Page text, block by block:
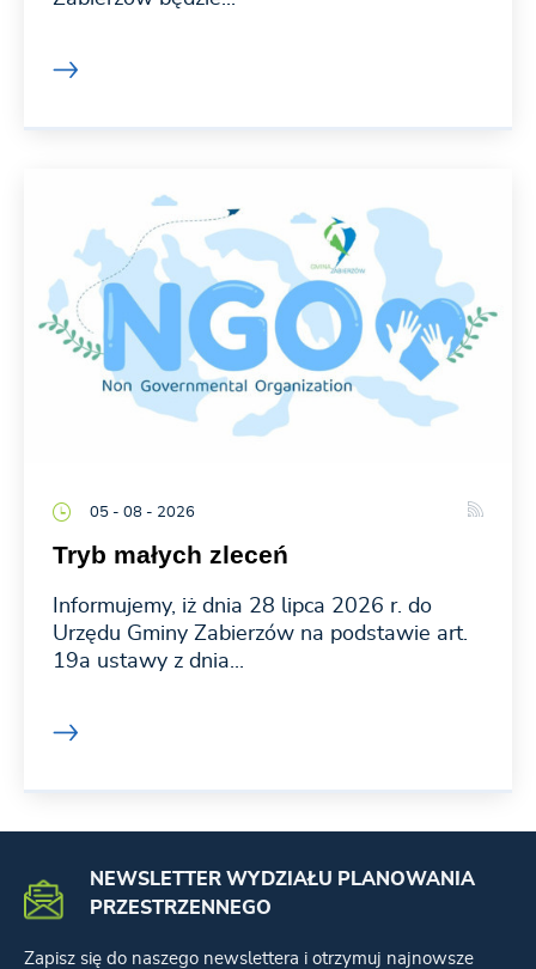
05 - 08 - 2026
Tryb małych zleceń
Informujemy, iż dnia 28 lipca 2026 r. do
Urzędu Gminy Zabierzów na podstawie art.
19a ustawy z dnia...
NEWSLETTER WYDZIAŁU PLANOWANIA
PRZESTRZENNEGO
Zapisz się do naszego newslettera i otrzymuj najnowsze